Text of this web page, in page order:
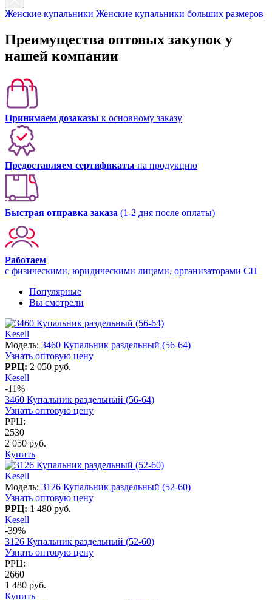
Женские купальники Женские купальники больших размеров
Преимущества оптовых закупок у
нашей компании
Принимаем дозаказы к основному заказу
Предоставляем сертификаты на продукцию
Быстрая отправка заказа (1-2 дня после оплаты)
Работаем
с физическими, юридическими лицами, организаторами СП
Популярные
Вы смотрели
Kesell
Модель: 3460 Купальник раздельный (56-64)
Узнать оптовую цену
РРЦ: 2 050 руб.
Kesell
-11%
3460 Купальник раздельный (56-64)
Узнать оптовую цену
РРЦ:
2530
2 050 руб.
Купить
Kesell
Модель: 3126 Купальник раздельный (52-60)
Узнать оптовую цену
РРЦ: 1 480 руб.
Kesell
-39%
3126 Купальник раздельный (52-60)
Узнать оптовую цену
РРЦ:
2660
1 480 руб.
Купить